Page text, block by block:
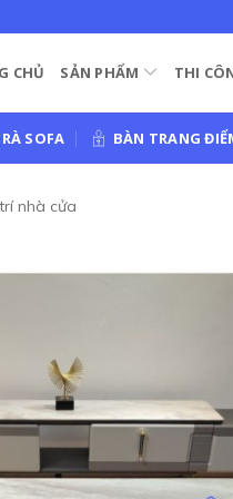
CHỦ SẢN PHẨM THI
SOFA BÀN TRANG
nhà cửa